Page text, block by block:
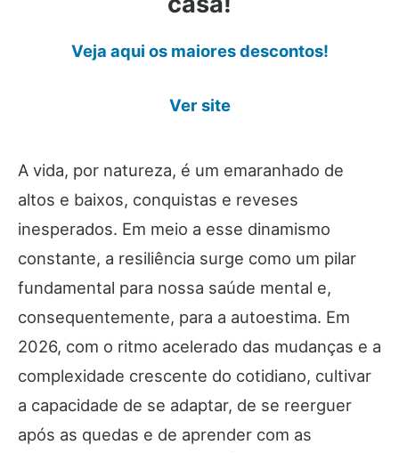
Veja aqui os maiores descontos!
Ver site
A vida, por natureza, é um emaranhado de
altos e baixos, conquistas e reveses
inesperados. Em meio a esse dinamismo
constante, a resiliência surge como um pilar
fundamental para nossa saúde mental e,
consequentemente, para a autoestima. Em
2026, com o ritmo acelerado das mudanças e a
complexidade crescente do cotidiano, cultivar
a capacidade de se adaptar, de se reerguer
após as quedas e de aprender com as